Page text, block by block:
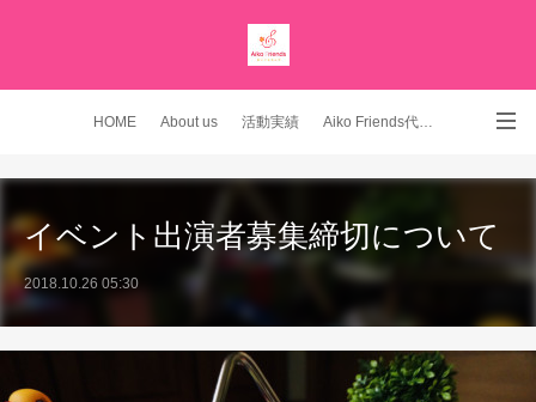
HOME About us 活動実績 Aiko Friends代表 YouTubeチャンネル
Instagram
イベント出演者募集締切について
2018.10.26 05:30